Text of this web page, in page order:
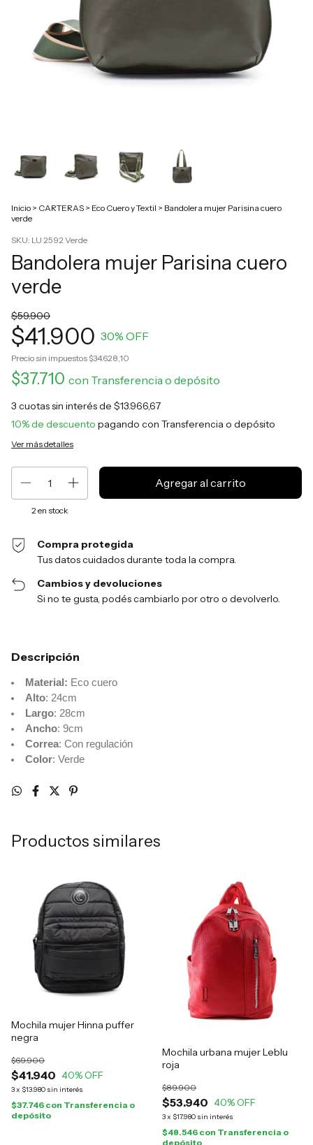
Inicio > CARTERAS > Eco Cuero y Textil > Bandolera mujer Parisina cuero
verde
SKU: LU 2592 Verde
Bandolera mujer Parisina cuero
verde
$59.900
$41.900 30% OFF
Precio sin impuestos$34.628,10
$37.710 con Transferencia o depósito
3 cuotas sin interés de $13.966,67
10% de descuento pagando con Transferencia o depósito
Ver más detalles
2en stock
Compra protegida
Tus datos cuidados durante toda la compra.
Cambios y devoluciones
Si no te gusta, podés cambiarlo por otro o devolverlo.
Descripción
Material: Eco cuero
Alto: 24cm
Largo: 28cm
Ancho: 9cm
Correa: Con regulación
Color: Verde
Productos similares
Mochila mujer Hinna puffer
negra
$41.940
$69.900
40% OFF
3x $13.980 sin interés
$37.746 con Transferencia o
depósito
Mochila urbana mujer Leblu
roja
$53.940
$89.900
40% OFF
3x $17.980 sin interés
$48.546 con Transferencia o
depósito